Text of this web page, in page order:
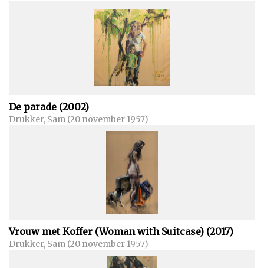
De parade (2002)
Drukker, Sam (20 november 1957)
Vrouw met Koffer (Woman with Suitcase) (2017)
Drukker, Sam (20 november 1957)